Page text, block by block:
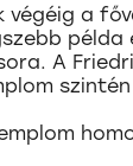
végéig a
példa
A